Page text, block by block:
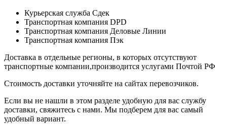
Курьерская служба Сдек
Транспортная компания DPD
Транспортная компания Деловые Линии
Транспортная компания Пэк
Доставка в отдельные регионы, в которых отсутствуют
транспортные компании,производится услугами Почтой РФ
Стоимость доставки уточняйте на сайтах перевозчиков.
Если вы не нашли в этом разделе удобную для вас службу
доставки, свяжитесь с нами. Мы подберем для вас самый
удобный вариант.